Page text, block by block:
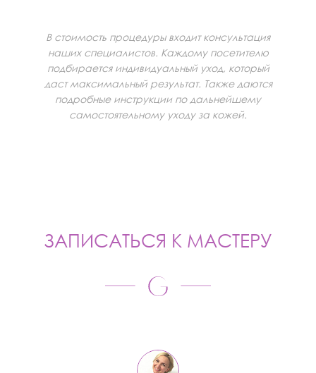
В стоимость процедуры входит консультация
наших специалистов. Каждому посетителю
подбирается индивидуальный уход, который
даст максимальный результат. Также даются
подробные инструкции по дальнейшему
самостоятельному уходу за кожей.
ЗАПИСАТЬСЯ К МАСТЕРУ